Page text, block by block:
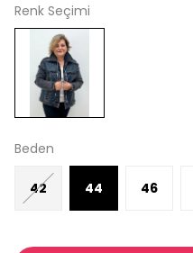
Renk Seçimi
Beden
42 44 46